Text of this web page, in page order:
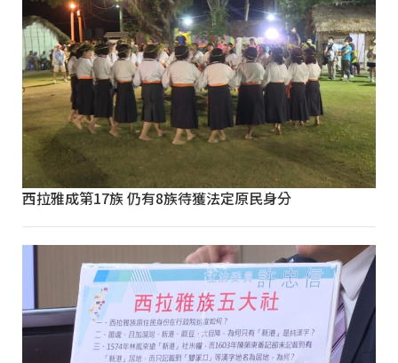
西拉雅成第17族 仍有8族待獲法定原民身分